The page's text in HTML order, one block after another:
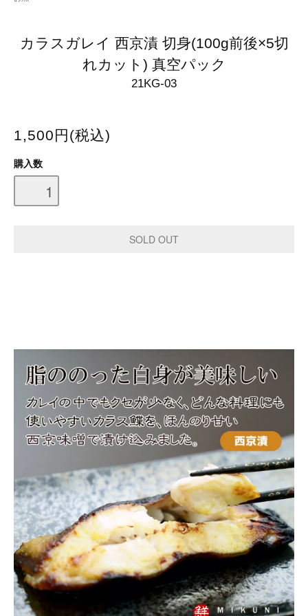
カラスガレイ 西京漬 切身(100g前後×5切
れカット) 真空パック
21KG-03
1,500円(税込)
購入数